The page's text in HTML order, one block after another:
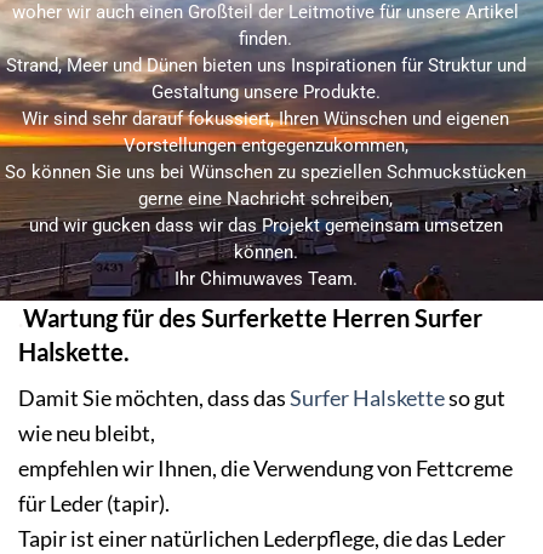
woher wir auch einen Großteil der Leitmotive für unsere Artikel
finden.
Strand, Meer und Dünen bieten uns Inspirationen für Struktur und
Gestaltung unsere Produkte.
Wir sind sehr darauf fokussiert, Ihren Wünschen und eigenen
Vorstellungen entgegenzukommen,
So können Sie uns bei Wünschen zu speziellen Schmuckstücken
gerne eine Nachricht schreiben,
und wir gucken dass wir das Projekt gemeinsam umsetzen
können.
Ihr Chimuwaves Team.
Wartung für des Surferkette Herren Surfer
Halskette.
Damit Sie möchten, dass dasSurfer Halsketteso gut
wie neu bleibt,
empfehlen wir Ihnen, die Verwendung von Fettcreme
für Leder (tapir).
Tapir ist einer natürlichen Lederpflege, die das Leder